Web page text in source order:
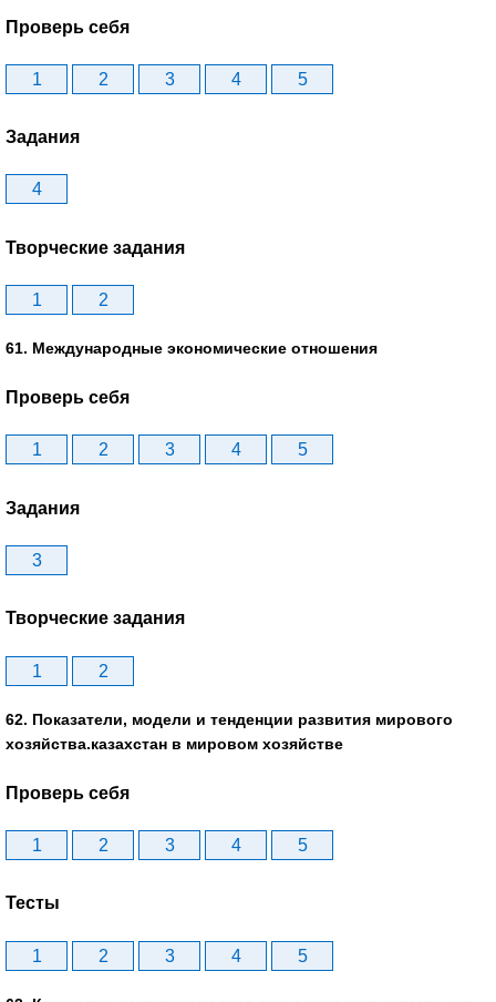
Проверь себя
1 2 3 4 5
Задания
4
Творческие задания
1 2
61. Международные экономические отношения
Проверь себя
1 2 3 4 5
Задания
3
Творческие задания
1 2
62. Показатели, модели и тенденции развития мирового
хозяйства.казахстан в мировом хозяйстве
Проверь себя
1 2 3 4 5
Тесты
1 2 3 4 5